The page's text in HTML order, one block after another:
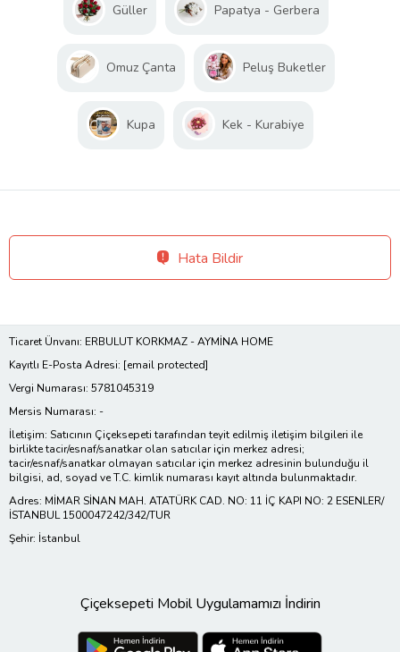
Güller Papatya - Gerbera
Omuz Çanta Peluş Buketler
Kupa Kek - Kurabiye
Hata Bildir
Ticaret Ünvanı: ERBULUT KORKMAZ - AYMİNA HOME
Kayıtlı E-Posta Adresi: [email protected]
Vergi Numarası: 5781045319
Mersis Numarası: -
İletişim: Satıcının Çiçeksepeti tarafından teyit edilmiş iletişim bilgileri ile
birlikte tacir/esnaf/sanatkar olan satıcılar için merkez adresi;
tacir/esnaf/sanatkar olmayan satıcılar için merkez adresinin bulunduğu il
bilgisi, ad, soyad ve T.C. kimlik numarası kayıt altında bulunmaktadır.
Adres: MİMAR SİNAN MAH. ATATÜRK CAD. NO: 11 İÇ KAPI NO: 2 ESENLER/
İSTANBUL 1500047242/342/TUR
Şehir: İstanbul
Çiçeksepeti Mobil Uygulamamızı İndirin